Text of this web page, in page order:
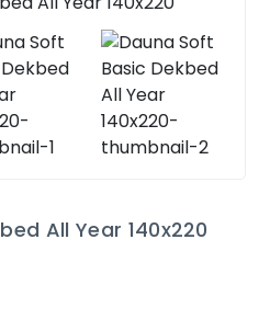
All Year 140x220